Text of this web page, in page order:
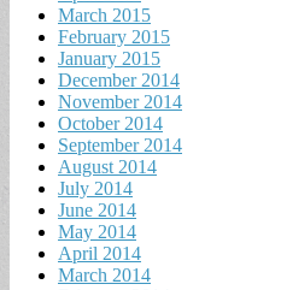
March 2015
February 2015
January 2015
December 2014
November 2014
October 2014
September 2014
August 2014
July 2014
June 2014
May 2014
April 2014
March 2014